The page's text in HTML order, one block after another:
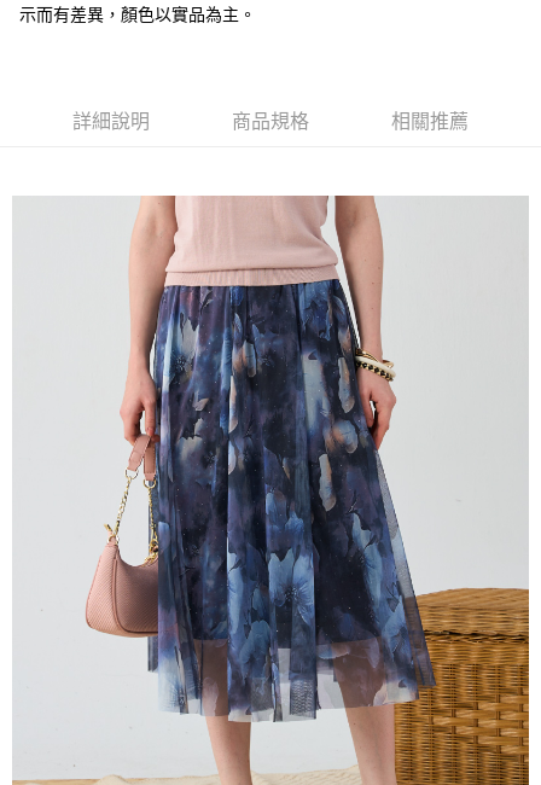
大哥付你分期
2.付款方式選擇「大哥付你分期」，訂單成立後會自動跳轉到大哥付的交易
流程，驗證手機門號後，選擇欲分期的期數、繳款截止日，確認付款後即完
4.訂單成立30分鐘內，如未前往確認交易或遇審核未通過，訂單將自動取
消。如遇「轉專審核」未通過狀況，表示未達大哥付你分期系統評分，恕無
法說明評估內容。
1.分期款項不併入電信帳單，「大哥付你分期」於每月結算日後寄送繳費提
2.透過簡訊連結打開帳單後，可選擇「超商條碼／台灣大直營門市／銀行轉
帳／街口支付／iPASS MONEY」等通路繳費。
1.本服務係由「台灣大哥大股份有限公司」（以下簡稱本公司）所提供，讓
用戶於交易時，得透過本服務購買商品或服務，並由商店將買賣／分期付款
買賣價金債權讓與本公司後，依約使用本公司帳單繳交帳款。
2.基於同意付款使用「大哥付你分期」之契約關係目的，商店將以您的個人
資料（包含姓名、電話或地址）提供予台灣大哥大進項蒐集、處理及利用，
由本公司與您本人進行分期帳單所需資料之確認、核對及更正。
3.完整用戶服務條款，請詳閱以下連結： https://oppay.tw/userRule
相關說明
１．簡單：不需註冊會員、不需綁卡、不需儲值。
２．便利：只要手機號碼，簡訊認證，即可結帳。
３．安心：先確認商品／服務後，再付款。
【「AFTEE先享後付」結帳流程】
１．於結帳方式選擇「AFTEE先享後付」後，將跳轉至「AFTEE先享後付」
結帳頁面，進行簡訊認證並確認金額後，即可完成結帳。
２．訂單成立數日內，您將收到繳費通知簡訊。
３．收到繳費通知簡訊後14天內，點擊此簡訊中的連結，可透過四大超商／
ATM／網路銀行／等多元方式進行付款，方視為交易完成。
※ 請注意：結帳手續完成當下不需立刻繳費，但若您需要取消訂單，請聯絡
購買商品的店家。未經商家同意取消之訂單仍視為有效，需透過AFTEE先享
後付繳納相關費用。
※ 交易是否成功請以「AFTEE先享後付 」之結帳頁面顯示為準，若有關於
是否繳費成功／繳費後需取消欲退款等相關疑問，請聯繫「AFTEE先享後付
客戶支援中心」
https://netprotections.freshdesk.com/support/home
【注意事項】
１．透過由恩沛科技股份有限公司提供之「AFTEE先享後付」服務完成之交
易，需依本服務之必要範圍內提供個人資料，並將交易相關給付款項請求債
權轉讓予恩沛科技股份有限公司。
２．關於個人資料處理事宜，請瀏覽以下網址：
https://aftee.tw/terms/#terms3
３．未成年的使用者請事先徵得法定代理人或監護人之同意方可使用
「AFTEE先享後付」，若未經同意申辦者引起之損失，本公司不負相關責
４．使用「AFTEE先享後付」時，將依據個別帳號之用戶狀況，依本公司即
每筆NT$120，滿NT$2,000(含以上)免運費
每筆NT$120，滿NT$2,000(含以上)免運費
每筆NT$120，滿NT$2,000(含以上)免運費
示而有差異，顏色以實品為主。
詳細說明 商品規格 相關推薦